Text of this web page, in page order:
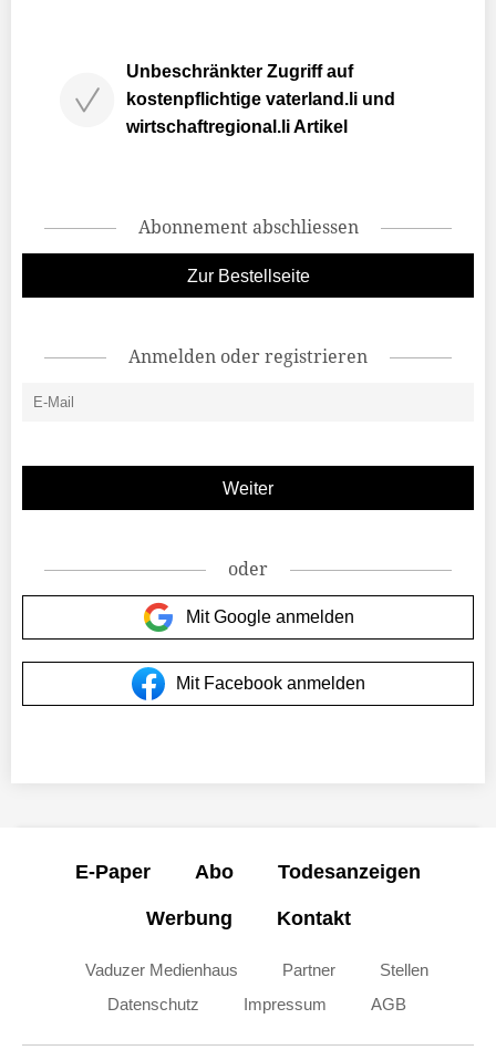
Unbeschränkter Zugriff auf
kostenpflichtige vaterland.li und
wirtschaftregional.li Artikel
Abonnement abschliessen
Zur Bestellseite
Anmelden oder registrieren
oder
Mit Google anmelden
Mit Facebook anmelden
E-Paper Abo Todesanzeigen
Werbung Kontakt
Vaduzer Medienhaus Partner
Stellen
Datenschutz
Impressum AGB